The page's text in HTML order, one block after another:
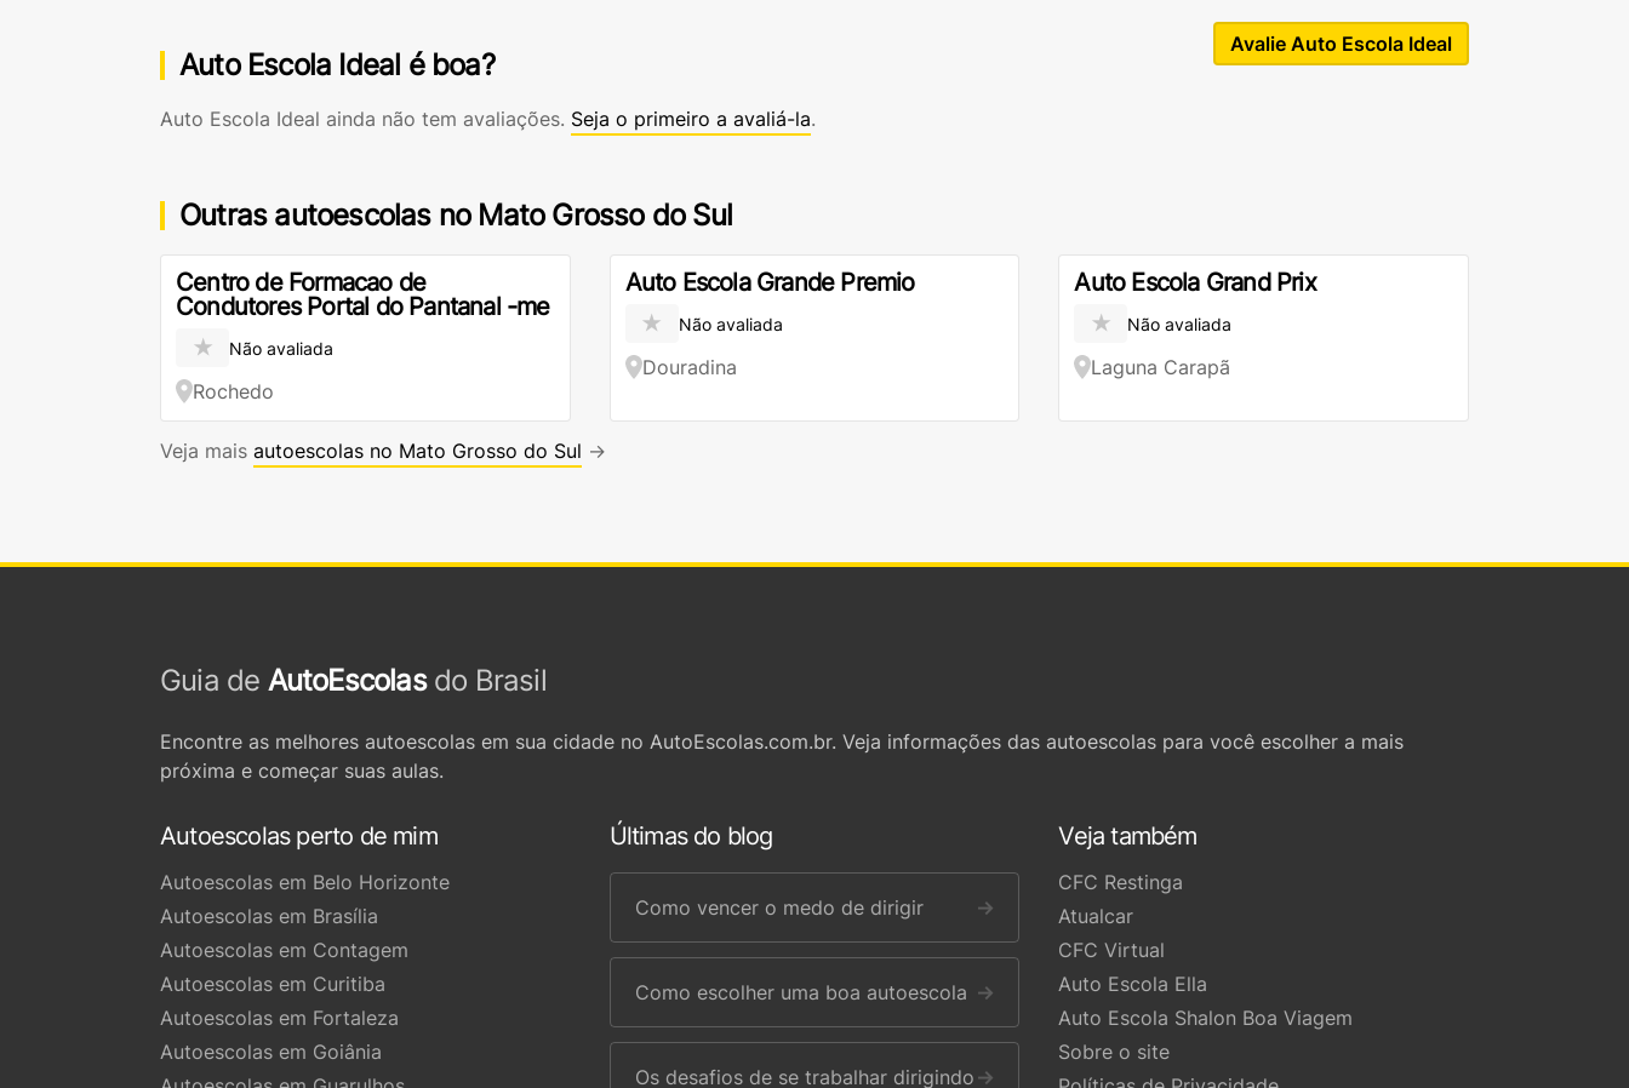
Auto Escola Ideal é boa?
Avalie Auto Escola Ideal
Auto Escola Ideal ainda não tem avaliações. Seja o primeiro a avaliá-la.
Outras autoescolas no Mato Grosso do Sul
Centro de Formacao de
Condutores Portal do Pantanal -me
★ Não avaliada
Rochedo
Auto Escola Grande Premio
★ Não avaliada
Douradina
Auto Escola Grand Prix
★ Não avaliada
Laguna Carapã
Veja mais autoescolas no Mato Grosso do Sul →
Guia de AutoEscolasdo Brasil
Encontre as melhores autoescolas em sua cidade no AutoEscolas.com.br. Veja informações das autoescolas para você escolher a mais
próxima e começar suas aulas.
Autoescolas perto de mim
Autoescolas em Belo Horizonte
Autoescolas em Brasília
Autoescolas em Contagem
Autoescolas em Curitiba
Autoescolas em Fortaleza
Autoescolas em Goiânia
Últimas do blog
Como vencer o medo de dirigir →
Como escolher uma boa autoescola →
Os desafios de se trabalhar dirigindo →
Veja também
CFC Restinga
Atualcar
CFC Virtual
Auto Escola Ella
Auto Escola Shalon Boa Viagem
Sobre o site